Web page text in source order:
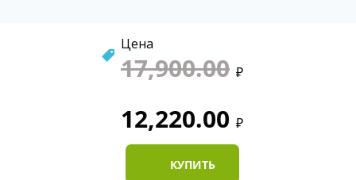
17,900.00 ₽
Цена
12,220.00 ₽
КУПИТЬ